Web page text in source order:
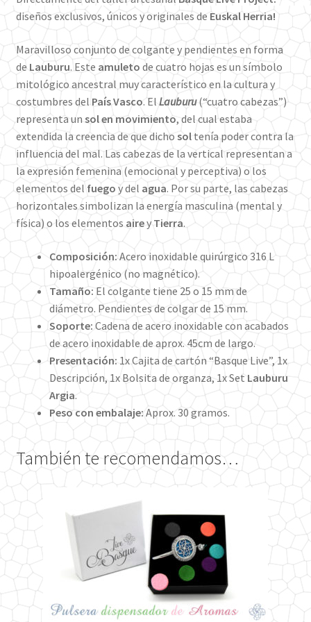
diseños exclusivos, únicos y originales de Euskal Herria!
Maravilloso conjunto de colgante y pendientes en forma
de Lauburu. Este amuleto de cuatro hojas es un símbolo
mitológico ancestral muy característico en la cultura y
costumbres del País Vasco. El Lauburu(“cuatro cabezas”)
representa unsol en movimiento, del cual estaba
extendida la creencia de que dicho soltenía poder contra la
influencia del mal. Las cabezas de la vertical representan a
la expresión femenina (emocional y perceptiva) o los
elementos del fuego y del agua. Por su parte, las cabezas
horizontales simbolizan la energía masculina (mental y
física) o los elementos aireyTierra.
Composición:Acero inoxidable quirúrgico 316 L
hipoalergénico (no magnético).
Tamaño: El colgante tiene 25 o 15 mm de
diámetro. Pendientes de colgar de 15 mm.
Soporte: Cadena de acero inoxidable con acabados
de acero inoxidable de aprox. 45cm de largo.
Presentación: 1x Cajita de cartón “Basque Live”, 1x
Descripción, 1x Bolsita de organza, 1x Set Lauburu
Argia.
Peso con embalaje: Aprox. 30 gramos.
También te recomendamos…